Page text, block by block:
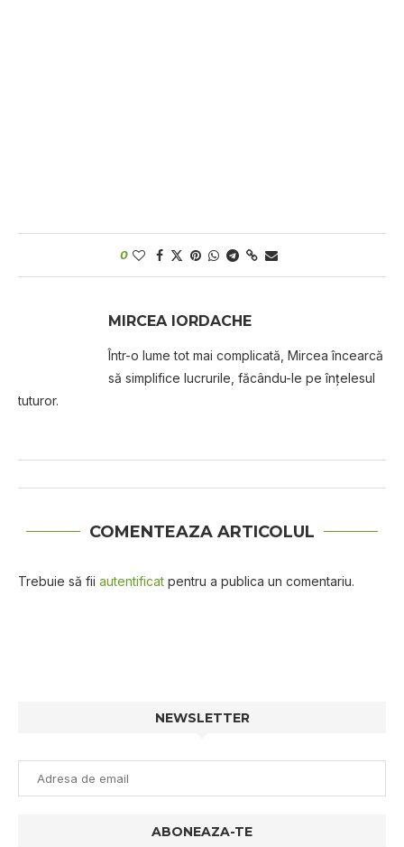
0
MIRCEA IORDACHE
Într-o lume tot mai complicată, Mircea încearcă
să simplifice lucrurile, făcându-le pe înțelesul
tuturor.
COMENTEAZA ARTICOLUL
Trebuie să fii autentificat pentru a publica un comentariu.
NEWSLETTER